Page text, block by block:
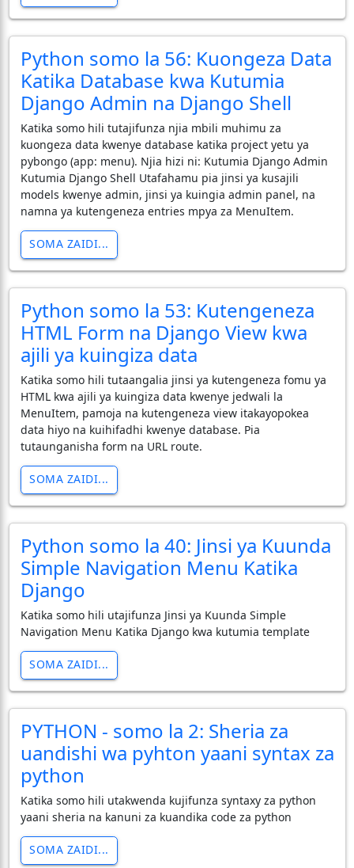
Python somo la 56: Kuongeza Data
Katika Database kwa Kutumia
Django Admin na Django Shell
Katika somo hili tutajifunza njia mbili muhimu za
kuongeza data kwenye database katika project yetu ya
pybongo (app: menu). Njia hizi ni: Kutumia Django Admin
Kutumia Django Shell Utafahamu pia jinsi ya kusajili
models kwenye admin, jinsi ya kuingia admin panel, na
namna ya kutengeneza entries mpya za MenuItem.
SOMA ZAIDI...
Python somo la 53: Kutengeneza
HTML Form na Django View kwa
ajili ya kuingiza data
Katika somo hili tutaangalia jinsi ya kutengeneza fomu ya
HTML kwa ajili ya kuingiza data kwenye jedwali la
MenuItem, pamoja na kutengeneza view itakayopokea
data hiyo na kuihifadhi kwenye database. Pia
tutaunganisha form na URL route.
SOMA ZAIDI...
Python somo la 40: Jinsi ya Kuunda
Simple Navigation Menu Katika
Django
Katika somo hili utajifunza Jinsi ya Kuunda Simple
Navigation Menu Katika Django kwa kutumia template
SOMA ZAIDI...
PYTHON - somo la 2: Sheria za
uandishi wa pyhton yaani syntax za
python
Katika somo hili utakwenda kujifunza syntaxy za python
yaani sheria na kanuni za kuandika code za python
SOMA ZAIDI...